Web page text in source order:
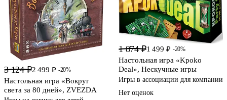
3 124 ₽2 499 ₽ -20%
Настольная игра «Вокруг
света за 80 дней», ZVEZDA
1 874 ₽1 499 ₽ -20%
Настольная игра «Kpoko
Deal», Нескучные игры
Игры в ассоциации для компании
Нет оценок